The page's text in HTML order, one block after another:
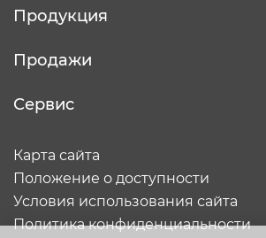
Продукция
Продажи
Сервис
Карта сайта
Положение о доступности
Условия использования сайта
Политика конфиденциальности